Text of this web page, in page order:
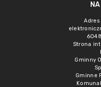
Strona
Gminny
Gminne